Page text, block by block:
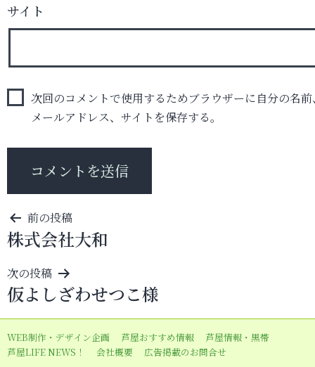
サイト
次回のコメントで使用するためブラウザーに自分の名前
メールアドレス、サイトを保存する。
投
稿
ナ
ビ
ゲ
ー
シ
前の投稿
株式会社大和
次の投稿
仮よしざわせつこ様
WEB制作・デザイン企画 芦屋おすすめ情報
芦屋情報・黒帯
芦屋LIFE NEWS！
会社概要 広告掲載のお問合せ